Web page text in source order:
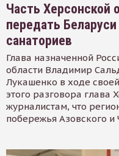
Часть Херсонской
передать
санаториев
Глава назначенной
области Владимир
Лукашенко в ходе
этого разговора глава
журналистам, что
побережья Азовского